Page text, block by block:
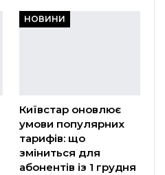
НОВИНИ
Київстар оновлює
умови популярних
тарифів: що
зміниться для
абонентів із 1 грудня